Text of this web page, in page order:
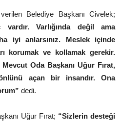
Belediye Başkanı Civelek;
Varlığında değil ama
iyi anlarsınız. Meslek içinde
korumak ve kollamak gerekir.
Oda Başkanı Uğur Fırat,
açan bir insandır. Ona
dedi.
Uğur Fırat; “Sizlerin desteği